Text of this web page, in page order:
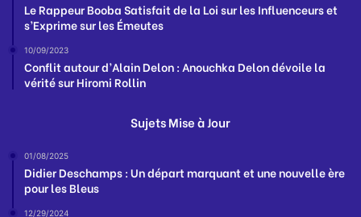
Le Rappeur Booba Satisfait de la Loi sur les Influenceurs et
s’Exprime sur les Émeutes
10/09/2023
Conflit autour d’Alain Delon : Anouchka Delon dévoile la
vérité sur Hiromi Rollin
Sujets Mise à Jour
01/08/2025
Didier Deschamps : Un départ marquant et une nouvelle ère
pour les Bleus
12/29/2024